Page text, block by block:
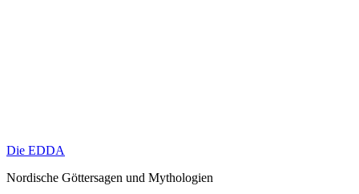
Die EDDA
Nordische Göttersagen und Mythologien